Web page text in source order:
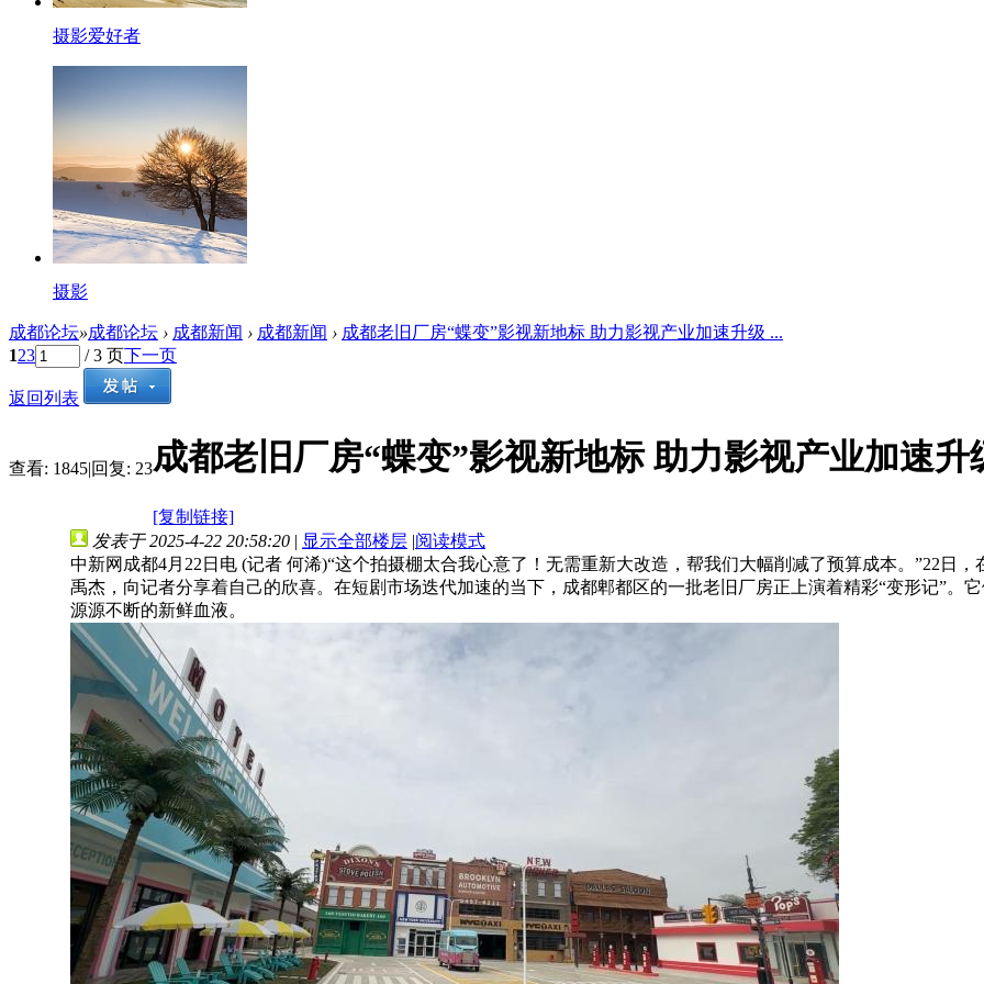
摄影爱好者
摄影
成都论坛»成都论坛 › 成都新闻 › 成都新闻 › 成都老旧厂房“蝶变”影视新地标 助力影视产业加速升级 ...
123 / 3 页下一页
返回列表
查看: 1845|回复: 23成都老旧厂房“蝶变”影视新地标 助力影视产业加速升
[复制链接]
发表于 2025-4-22 20:58:20 | 显示全部楼层 |阅读模式
中新网成都4月22日电 (记者 何浠)“这个拍摄棚太合我心意了！无需重新大改造，帮我们大幅削减了预算成本。”22日
禹杰，向记者分享着自己的欣喜。在短剧市场迭代加速的当下，成都郫都区的一批老旧厂房正上演着精彩“变形记”。
源源不断的新鲜血液。